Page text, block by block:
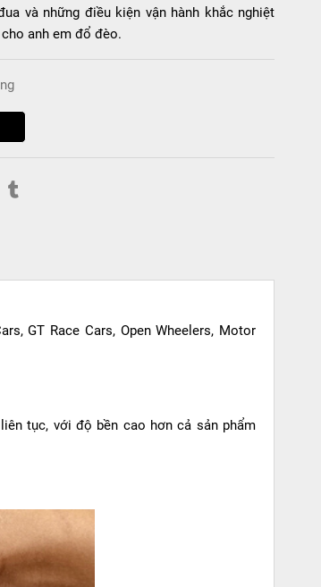
và những điều kiện vận hành khắc nghiệt
anh em đổ đèo.
GT Race Cars, Open Wheelers, Motor
tục, với độ bền cao hơn cả sản phẩm